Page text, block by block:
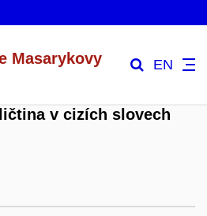
Masarykovy
EN
v cizích slovech